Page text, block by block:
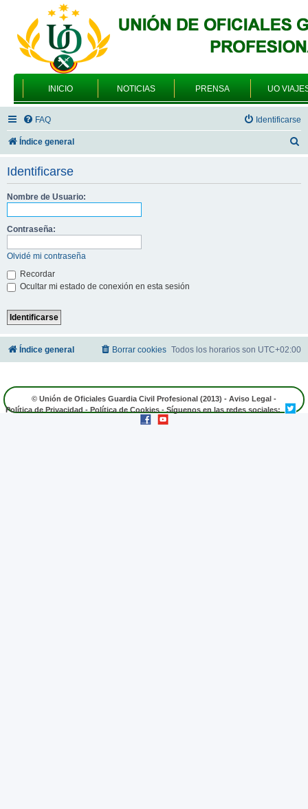
INICIO NOTICIAS PRENSA UO
FAQ Identificarse
Índice general
Identificarse
Nombre de Usuario:
Contraseña:
Olvidé mi contraseña
Recordar
Ocultar mi estado de conexión en esta sesión
Índice general Todos los horarios son UTC+02:00
Borrar cookies
© Unión de Oficiales Guardia Civil Profesional (2013) - Aviso Legal -
Política de Privacidad - Política de Cookies - Síguenos en las redes sociales: